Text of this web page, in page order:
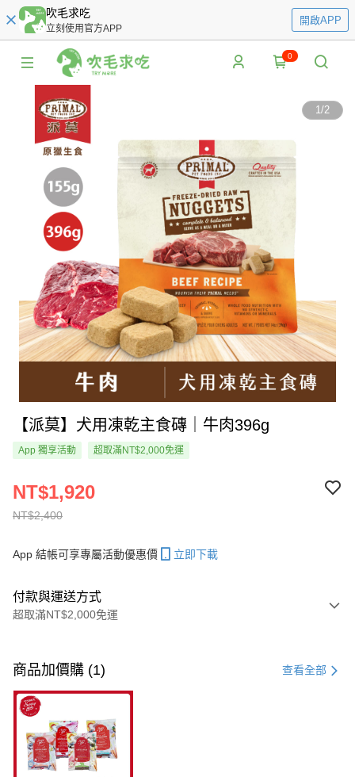
吹毛求吃
立刻使用官方APP
開啟APP
0
1/2
【派莫】犬用凍乾主食磚｜牛肉396g
App 獨享活動 超取滿NT$2,000免運
NT$2,400
NT$1,920
App 結帳可享專屬活動優惠價 立即下載
付款與運送方式
超取滿NT$2,000免運
信用卡一次付款
超商取貨付款
LINE Pay
Apple Pay
商品加價購 (1) 查看全部